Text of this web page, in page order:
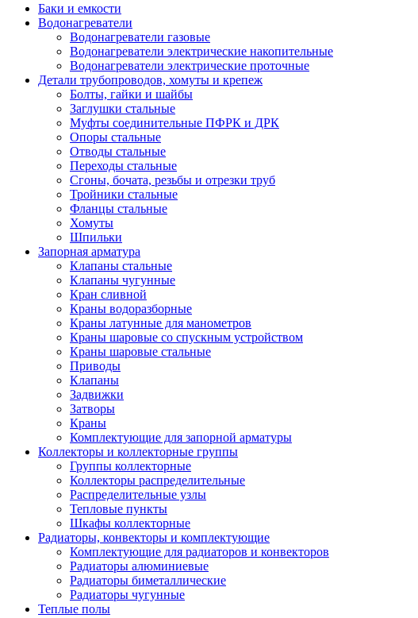
Баки и емкости
Водонагреватели
Водонагреватели газовые
Водонагреватели электрические накопительные
Водонагреватели электрические проточные
Детали трубопроводов, хомуты и крепеж
Болты, гайки и шайбы
Заглушки стальные
Муфты соединительные ПФРК и ДРК
Опоры стальные
Отводы стальные
Переходы стальные
Сгоны, бочата, резьбы и отрезки труб
Тройники стальные
Фланцы стальные
Хомуты
Шпильки
Запорная арматура
Клапаны стальные
Клапаны чугунные
Кран сливной
Краны водоразборные
Краны латунные для манометров
Краны шаровые со спускным устройством
Краны шаровые стальные
Приводы
Клапаны
Задвижки
Затворы
Краны
Комплектующие для запорной арматуры
Коллекторы и коллекторные группы
Группы коллекторные
Коллекторы распределительные
Распределительные узлы
Тепловые пункты
Шкафы коллекторные
Радиаторы, конвекторы и комплектующие
Комплектующие для радиаторов и конвекторов
Радиаторы алюминиевые
Радиаторы биметаллические
Радиаторы чугунные
Теплые полы